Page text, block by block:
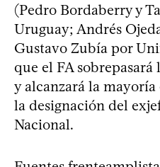
(Pedro Bordaberry y
Uruguay; Andrés
Gustavo Zubía por
que el FA sobrepasará
y alcanzará la
la designación del
Nacional.